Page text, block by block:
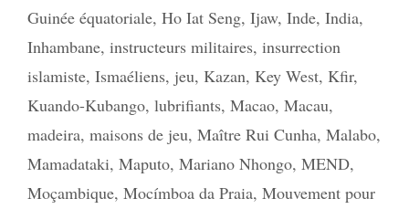
Guinée équatoriale, Ho Iat Seng, Ijaw, Inde, India,
Inhambane, instructeurs militaires, insurrection
islamiste, Ismaéliens, jeu, Kazan, Key West, Kfir,
Kuando-Kubango, lubrifiants, Macao, Macau,
madeira, maisons de jeu, Maître Rui Cunha, Malabo,
Mamadataki, Maputo, Mariano Nhongo, MEND,
Moçambique, Mocímboa da Praia, Mouvement pour